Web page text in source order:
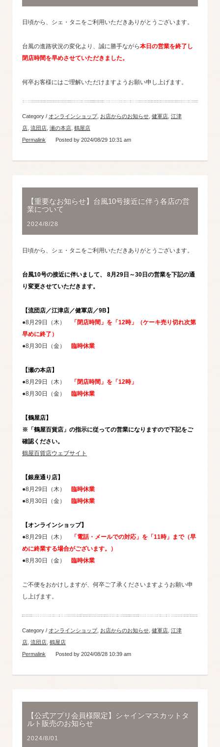
日頃から、シェ・タニをご利用いただきありがとうございます。
台風の進路状況の変化より、誠に勝手ながら本日の営業を終了し
閉店時間を早めさせていただきました。
何卒お客様にはご理解いただけますようお願い申し上げます。
Category / オンラインショップ お店からのお知らせ 健軍店 江津
店 流団店 瀬の本店 鶴屋店
Permalink
Posted by 2024/08/29 10:31 am
【重要なお知らせ】台風10号接近に伴う各店の営
業について
2024/8/28
日頃から、シェ・タニをご利用いただきありがとうございます。
台風10号の接近に伴いまして、
8月29日～30日の営業を下記の通
り変更させていただきます。
【流団店／江津店／健軍店／9B】
●8月29日（木）
「閉店時間」を「12時」（ケーキ売り切れ次第
早めに終了）
●8月30日（金） 臨時休業
【瀬の本店】
●8月29日（木）
「閉店時間」を「12時」
●8月30日（金） 臨時休業
【鶴屋店】
※「鶴屋百貨店」の指示に従っての営業になりますので下記をご
確認ください。
鶴屋百貨店ウェブサイト
【銀座通り店】
●8月29日（木） 臨時休業
●8月30日（金） 臨時休業
【オンラインショップ】
●8月29日（木）
「電話・メールでの対応」を「11時」まで（早
めに終業する場合がございます。）
●8月30日（金） 臨時休業
ご不便をおかけしますが、何卒ご了承くださいますようお願い申
し上げます。
Category / オンラインショップ お店からのお知らせ 健軍店 江津
店 流団店 鶴屋店
Permalink
Posted by 2024/08/28 10:39 am
【公式アプリ会員様限定】シャインマスカットタ
ルト販売のお知らせ
2024/8/01